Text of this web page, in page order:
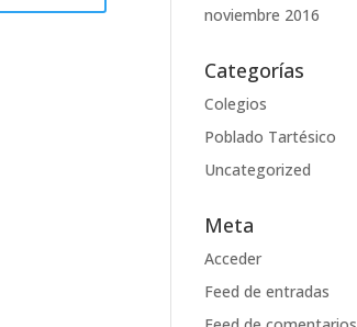
noviembre 2016
Categorías
Colegios
Poblado Tartésico
Uncategorized
Meta
Acceder
Feed de entradas